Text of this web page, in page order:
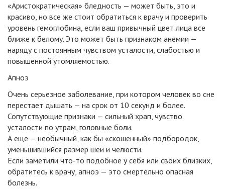
«Аристократическая» бледность — может быть, это и
красиво, но все же стоит обратиться к врачу и проверить
уровень гемоглобина, если ваш привычный цвет лица все
ближе к белому. Это может быть признаком анемии —
наряду с постоянным чувством усталости, слабостью и
повышенной утомляемостью.
Апноэ
Очень серьезное заболевание, при котором человек во сне
перестает дышать — на срок от 10 секунд и более.
Сопутствующие признаки — сильный храп, чувство
усталости по утрам, головные боли.
А еще — необычный, как бы «скошенный» подбородок,
уменьшившийся размер шеи и челюсти.
Если заметили что-то подобное у себя или своих близких,
обратитесь к врачу, апноэ — это смертельно опасная
болезнь.